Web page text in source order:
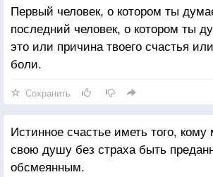
Первый человек, о котором ты
последний человек, о котором ты
это или причина твоего счастья
боли.
Сохранить
Истинное счастье иметь того,
свою душу без страха быть
обсмеянным.